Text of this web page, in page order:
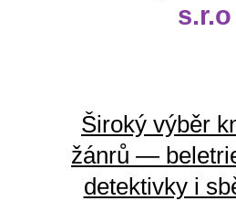
s.r.o
Široký výběr
žánrů —
detektivky i